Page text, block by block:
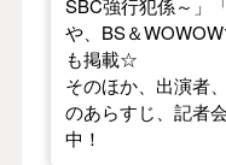
SBC強行犯係～」
や、BS＆
も掲載☆
そのほか、出演者
のあらすじ、記者
中！